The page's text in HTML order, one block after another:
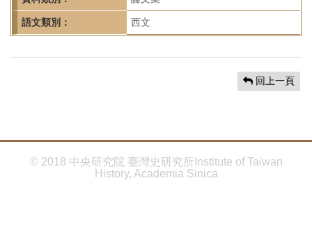
語文類別： 西文
回上一頁
© 2018 中央研究院 臺灣史研究所Institute of Taiwan
History, Academia Sinica